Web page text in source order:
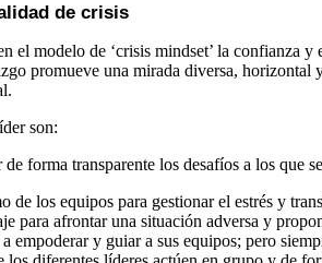
de crisis
el modelo de ‘crisis mindset’ la confianza
promueve una mirada diversa,
son:
forma transparente los desafíos a los que
de los equipos para gestionar el estrés y
para afrontar una situación adversa y
empoderar y guiar a sus equipos; pero